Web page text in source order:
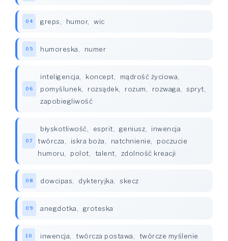
04 greps, humor, wic
05 humoreska, numer
06
inteligencja, koncept, mądrość życiowa,
pomyślunek, rozsądek, rozum, rozwaga, spryt,
zapobiegliwość
07
błyskotliwość, esprit, geniusz,
inwencja
twórcza, iskra boża, natchnienie,
poczucie
humoru, polot, talent, zdolność kreacji
08 dowcipas, dykteryjka, skecz
09 anegdotka, groteska
10 inwencja, twórcza postawa, twórcze myślenie